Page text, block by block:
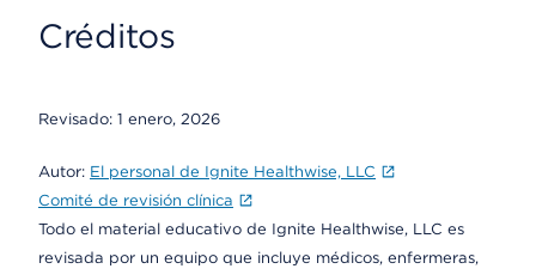
Créditos
Revisado: 1 enero, 2026
Autor: El personal de Ignite Healthwise, LLC
Comité de revisión clínica
Todo el material educativo de Ignite Healthwise, LLC es
revisada por un equipo que incluye médicos, enfermeras,